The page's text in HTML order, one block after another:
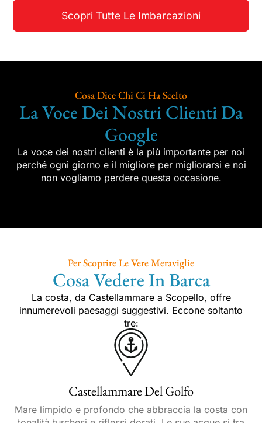
Scopri Tutte Le Imbarcazioni
Cosa Dice Chi Ci Ha Scelto
La Voce Dei Nostri Clienti Da
Google
La voce dei nostri clienti è la più importante per noi
perché ogni giorno e il migliore per migliorarsi e noi
non vogliamo perdere questa occasione.
Per Scoprire Le Vere Meraviglie
Cosa Vedere In Barca
La costa, da Castellammare a Scopello, offre
innumerevoli paesaggi suggestivi. Eccone soltanto
tre:
Castellammare Del Golfo
Mare limpido e profondo che abbraccia la costa con